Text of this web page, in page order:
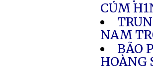
CÚM
NAM
BÃO
HOÀNG